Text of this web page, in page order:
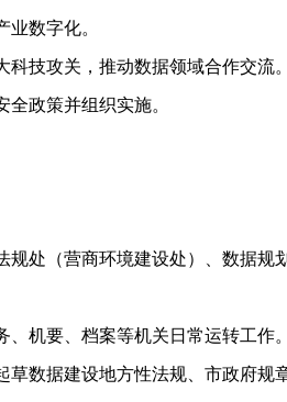
数字化。
技攻关，推动数据领域合作交流。
政策并组织实施。
（营商环境建设处）、数据规
机要、档案等机关日常运转工作。
数据建设地方性法规、市政府规